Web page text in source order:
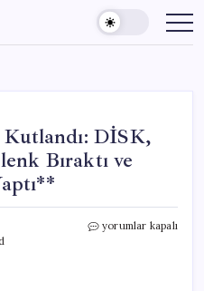
Kutlandı: DİSK,
Bıraktı ve
1yorumlar kapalı